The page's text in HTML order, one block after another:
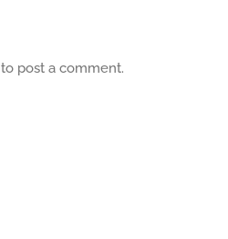
to post a comment.